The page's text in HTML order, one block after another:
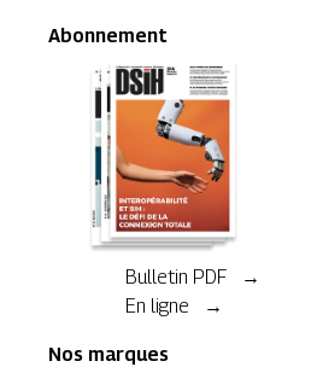
Abonnement
Bulletin PDF →
En ligne →
Nos marques